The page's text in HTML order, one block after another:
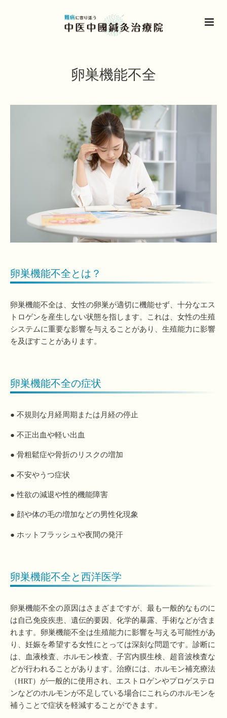
卵巣機能不全
卵巣機能不全とは？
卵巣機能不全は、女性の卵巣が適切に機能せず、十分なエス
トロゲンを産生しない状態を指します。これは、女性の生殖
システムに重要な影響を与えることがあり、生殖能力に影響
を及ぼすことがあります。
卵巣機能不全の症状
● 不規則な月経周期または月経の停止
● 不正出血や軽い出血
● 骨粗鬆症や骨折のリスクの増加
● 不安やうつ症状
● 性欲の減退や性的機能障害
● 顔や体の毛の増加などの男性化現象
● ホットフラッシュや夜間の発汗
卵巣機能不全と西洋医学
卵巣機能不全の原因はさまざまですが、最も一般的なものに
は自己免疫疾患、遺伝的要因、化学的暴露、手術などが含ま
れます。卵巣機能不全は生殖能力に影響を与える可能性があ
り、妊娠を希望する女性にとっては深刻な問題です。診断に
は、血液検査、ホルモン検査、子宮内膜生検、超音波検査な
どが行われることがあります。治療には、ホルモン補充療法
（HRT）が一般的に使用され、エストロゲンやプロゲステロ
ンなどのホルモンが不足している場合にこれらのホルモンを
補うことで症状を軽減することができます。